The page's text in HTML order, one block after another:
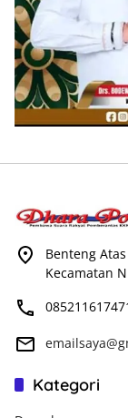
Benteng
Kecamatan
Kategori